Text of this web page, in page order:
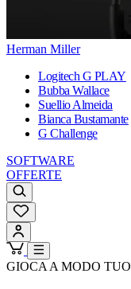
Herman Miller
Logitech G PLAY
Bubba Wallace
Suellio Almeida
Bianca Bustamante
G Challenge
SOFTWARE
OFFERTE
GIOCA A MODO TUO